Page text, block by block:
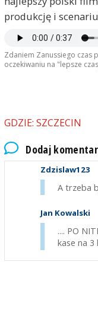
produkcję i
Zdaniem Zanussiego czas
oczekiwaniu na "lepsze
GDZIE: SZCZECIN
Dodaj
Zdzislaw123
A trzeba
Jan Kowalski
.... PO
kase na 3